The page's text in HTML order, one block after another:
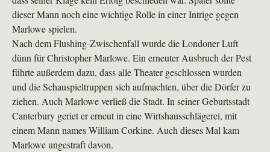
dieser Mann noch eine wichtige Rolle in einer Intrige gegen
Marlowe spielen.
Nach dem Flushing-Zwischenfall wurde die Londoner Luft
dünn für Christopher Marlowe. Ein erneuter Ausbruch der Pest
führte außerdem dazu, dass alle Theater geschlossen wurden
und die Schauspieltruppen sich aufmachten, über die Dörfer zu
ziehen. Auch Marlowe verließ die Stadt. In seiner Geburtsstadt
Canterbury geriet er erneut in eine Wirtshausschlägerei, mit
einem Mann names William Corkine. Auch dieses Mal kam
Marlowe ungestraft davon.